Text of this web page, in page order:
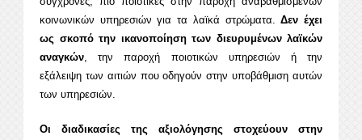
κοινωνικών υπηρεσιών για τα λαϊκά στρώματα.Δεν έχει
ως σκοπό την ικανοποίηση των διευρυμένων λαϊκών
αναγκών, την παροχή ποιοτικών υπηρεσιών ή την
εξάλειψη των αιτιών που οδηγούν στην υποβάθμιση αυτών
των υπηρεσιών.
Οι διαδικασίες της αξιολόγησης στοχεύουν στην